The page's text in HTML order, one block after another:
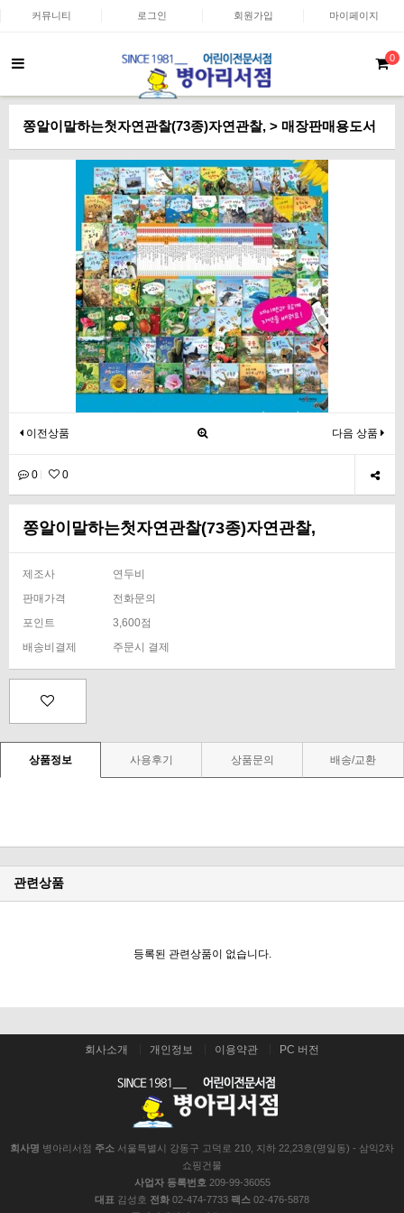
커뮤니티 로그인 회원가입 마이페이지
0
쫑알이말하는첫자연관찰(73종)자연관찰, > 매장판매용도서
이전상품 다음 상품
0 0
쫑알이말하는첫자연관찰(73종)자연관찰,
제조사
연두비
판매가격
전화문의
포인트
3,600점
배송비결제
주문시 결제
상품정보 사용후기 상품문의 배송/교환
관련상품
등록된 관련상품이 없습니다.
회사소개 개인정보 이용약관 PC 버전
회사명 병아리서점 주소 서울특별시 강동구 고덕로 210, 지하 22,23호(명일동) - 삼익2차
쇼핑건물
사업자 등록번호 209-99-36055
대표 김성호 전화 02-474-7733 팩스 02-476-5878